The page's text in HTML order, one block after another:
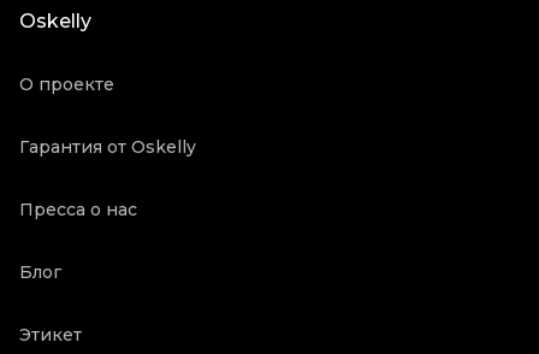
Состояние товара
Oskelly
О проекте
Гарантия от Oskelly
Пресса о нас
Блог
Этикет